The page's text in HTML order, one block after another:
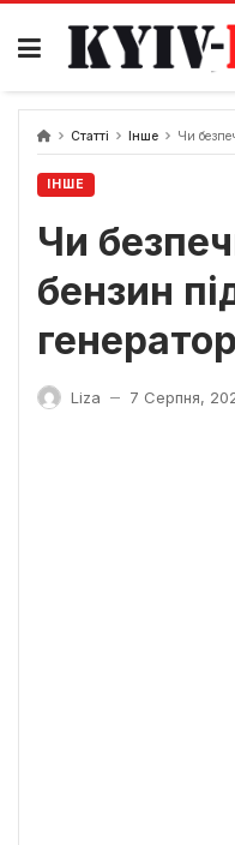
Перейти
вмісту
Статті Інше Чи
ІНШЕ
Чи
бензин
Liza — 7 Серпня,